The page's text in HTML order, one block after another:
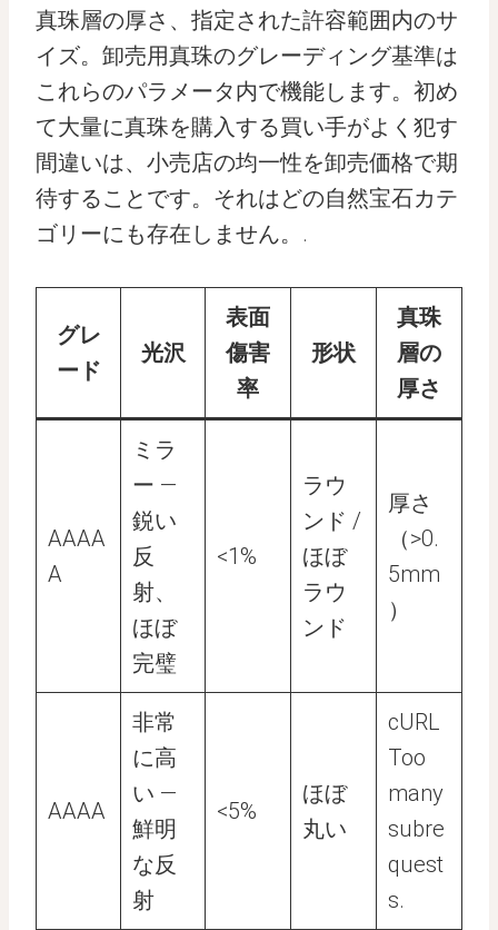
真珠層の厚さ、指定された許容範囲内のサ
イズ。卸売用真珠のグレーディング基準は
これらのパラメータ内で機能します。初め
て大量に真珠を購入する買い手がよく犯す
間違いは、小売店の均一性を卸売価格で期
待することです。それはどの自然宝石カテ
ゴリーにも存在しません。.
グレ
ード
光沢
表面
傷害
率
形状
真珠
層の
厚さ
AAAA
A
ミラ
ー —
鋭い
反
射、
ほぼ
完璧
<1%
ラウ
ンド /
ほぼ
ラウ
ンド
厚さ
（>0.
5mm
）
AAAA
非常
に高
い —
鮮明
な反
射
<5%
ほぼ
丸い
cURL
Too
many
subre
quest
s.